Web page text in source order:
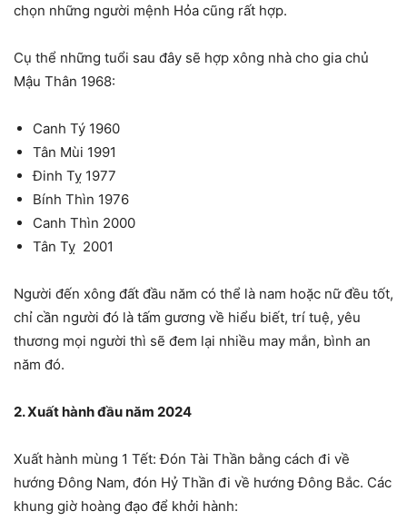
chọn những người mệnh Hỏa cũng rất hợp.
Cụ thể những tuổi sau đây sẽ hợp xông nhà cho gia chủ
Mậu Thân 1968:
Canh Tý 1960
Tân Mùi 1991
Đinh Tỵ 1977
Bính Thìn 1976
Canh Thìn 2000
Tân Tỵ 2001
Người đến xông đất đầu năm có thể là nam hoặc nữ đều tốt,
chỉ cần người đó là tấm gương về hiểu biết, trí tuệ, yêu
thương mọi người thì sẽ đem lại nhiều may mắn, bình an
năm đó.
2. Xuất hành đầu năm 2024
Xuất hành mùng 1 Tết: Đón Tài Thần bằng cách đi về
hướng Đông Nam, đón Hỷ Thần đi về hướng Đông Bắc. Các
khung giờ hoàng đạo để khởi hành: